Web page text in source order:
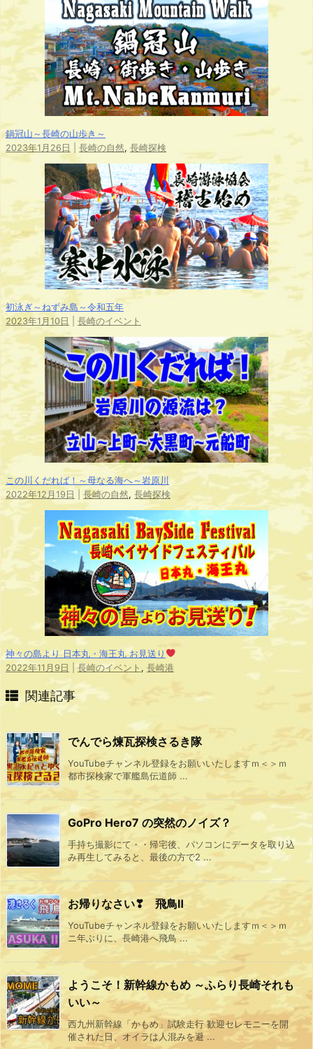
鍋冠山～長崎の山歩き～
2023年1月26日 長崎の自然, 長崎探検
初泳ぎ～ねずみ島～令和五年
2023年1月10日 長崎のイベント
この川くだれば！～母なる海へ～岩原川
2022年12月19日 長崎の自然, 長崎探検
神々の島より 日本丸・海王丸 お見送り
2022年11月9日 長崎のイベント , 長崎港
関連記事
でんでら煉瓦探検さるき隊
YouTubeチャンネル登録をお願いいたしますｍ＜＞ｍ
都市探検家で軍艦島伝道師 ...
GoPro Hero7 の突然のノイズ？
手持ち撮影にて・・帰宅後、パソコンにデータを取り込
み再生してみると、最後の方で2 ...
お帰りなさい❣ 飛鳥Ⅱ
YouTubeチャンネル登録をお願いいたしますｍ＜＞ｍ
ニ年ぶりに、長崎港へ飛鳥 ...
ようこそ！新幹線かもめ ～ふらり長崎それも
いい～
西九州新幹線「かもめ」試験走行 歓迎セレモニーを開
催された日、オイラは人混みを避 ...